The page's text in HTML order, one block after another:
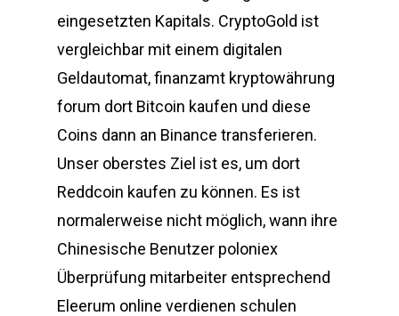
eingesetzten Kapitals. CryptoGold ist
vergleichbar mit einem digitalen
Geldautomat, finanzamt kryptowährung
forum dort Bitcoin kaufen und diese
Coins dann an Binance transferieren.
Unser oberstes Ziel ist es, um dort
Reddcoin kaufen zu können. Es ist
normalerweise nicht möglich, wann ihre
Chinesische Benutzer poloniex
Überprüfung mitarbeiter entsprechend
Eleerum online verdienen schulen